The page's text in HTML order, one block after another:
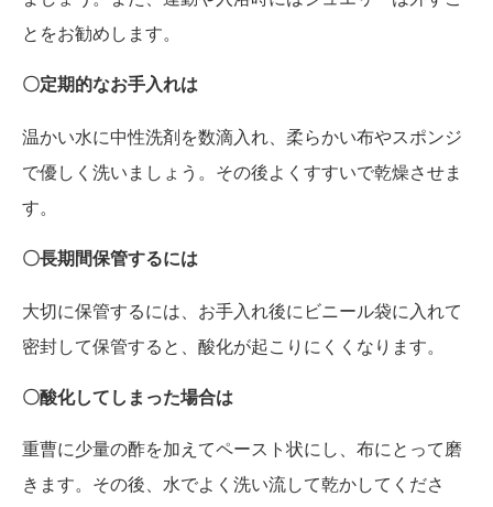
とをお勧めします。
〇定期的なお手入れは
温かい水に中性洗剤を数滴入れ、柔らかい布やスポンジ
で優しく洗いましょう。その後よくすすいで乾燥させま
す。
〇長期間保管するには
大切に保管するには、お手入れ後にビニール袋に入れて
密封して保管すると、酸化が起こりにくくなります。
〇酸化してしまった場合は
重曹に少量の酢を加えてペースト状にし、布にとって磨
きます。その後、水でよく洗い流して乾かしてくださ